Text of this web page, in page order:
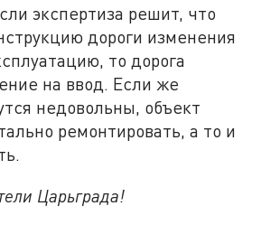
экспертиза решит, что
дороги изменения
то дорога
на ввод. Если же
недовольны, объект
ремонтировать, а то и
Царьграда!